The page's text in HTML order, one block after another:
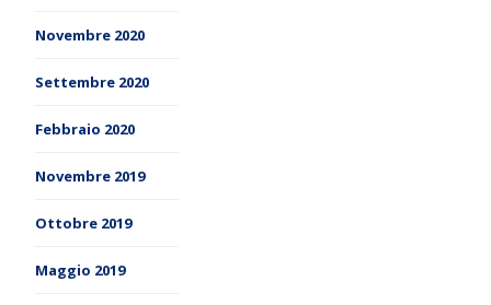
Novembre 2020
Settembre 2020
Febbraio 2020
Novembre 2019
Ottobre 2019
Maggio 2019